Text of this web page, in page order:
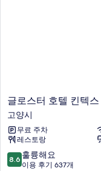
글
로
스
터
호
텔
킨
글로스터 호텔 킨텍스
고양시
무료 주차
레스토랑
10
점
8.6 훌륭해요
이용 후기 637개